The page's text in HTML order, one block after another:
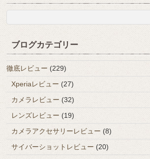
ブログカテゴリー
徹底レビュー (229)
Xperiaレビュー (27)
カメラレビュー (32)
レンズレビュー (19)
カメラアクセサリーレビュー (8)
サイバーショットレビュー (20)